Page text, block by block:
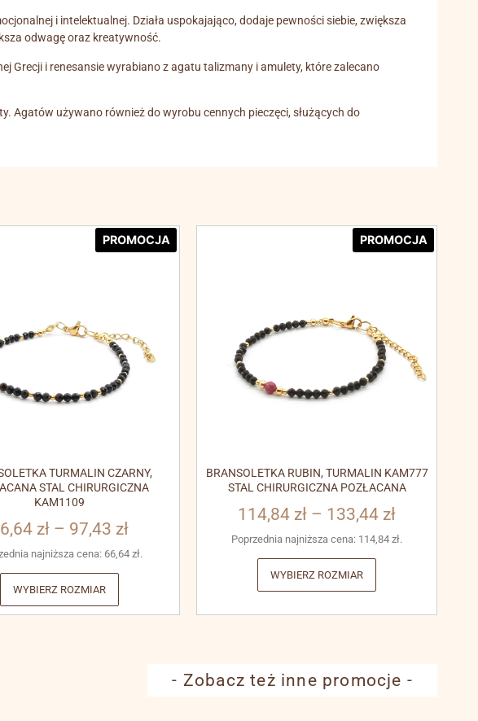
i intelektualnej. Działa uspokajająco, dodaje pewności siebie, zwiększa
odwagę oraz kreatywność.
Grecji i renesansie wyrabiano z agatu talizmany i amulety, które zalecano
Agatów używano również do wyrobu cennych pieczęci, służących do
PROMOCJA
TURMALIN CZARNY,
STAL CHIRURGICZNA
KAM1109
zł – 97,43 zł
najniższa cena: 66,64 zł.
WYBIERZ ROZMIAR
PROMOCJA
BRANSOLETKA RUBIN, TURMALIN KAM777
STAL CHIRURGICZNA POZŁACANA
114,84 zł – 133,44 zł
Poprzednia najniższa cena: 114,84 zł.
WYBIERZ ROZMIAR
- Zobacz też inne promocje -